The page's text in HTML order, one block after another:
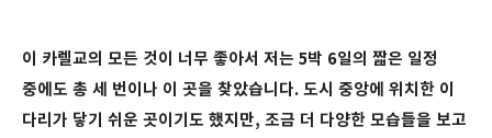
이 카렐교의 모든 것이 너무 좋아서 저는 5박 6일의 짧은 일정
중에도 총 세 번이나 이 곳을 찾았습니다. 도시 중앙에 위치한 이
다리가 닿기 쉬운 곳이기도 했지만, 조금 더 다양한 모습들을 보고